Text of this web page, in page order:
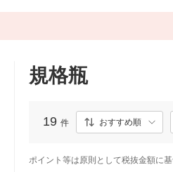
規格瓶
19 件 おすすめ順
ポイント等は原則として税抜金額に